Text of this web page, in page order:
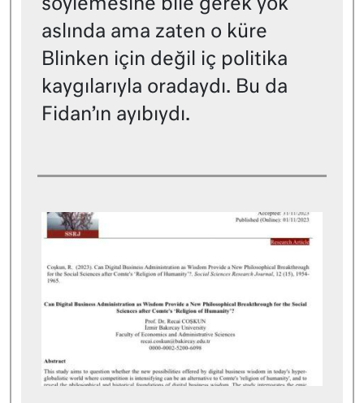
söylemesine bile gerek yok
aslında ama zaten o küre
Blinken için değil iç politika
kaygılarıyla oradaydı. Bu da
Fidan’ın ayıbıydı.